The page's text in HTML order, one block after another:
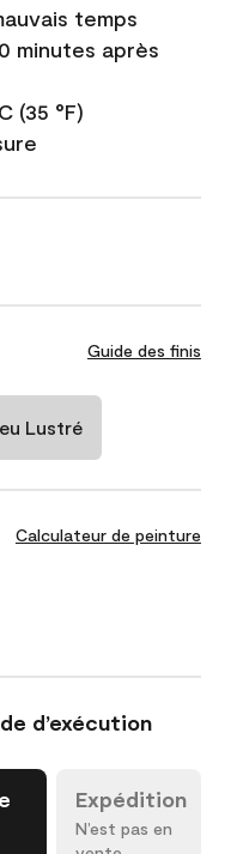
temps
minutes après
(35 °F)
Guide des finis
Lustré
Calculateur de peinture
d’exécution
Expédition
N’est pas en